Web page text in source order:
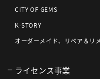
CITY OF GEMS
K-STORY
オーダーメイド、リペア＆リ
ライセンス事業